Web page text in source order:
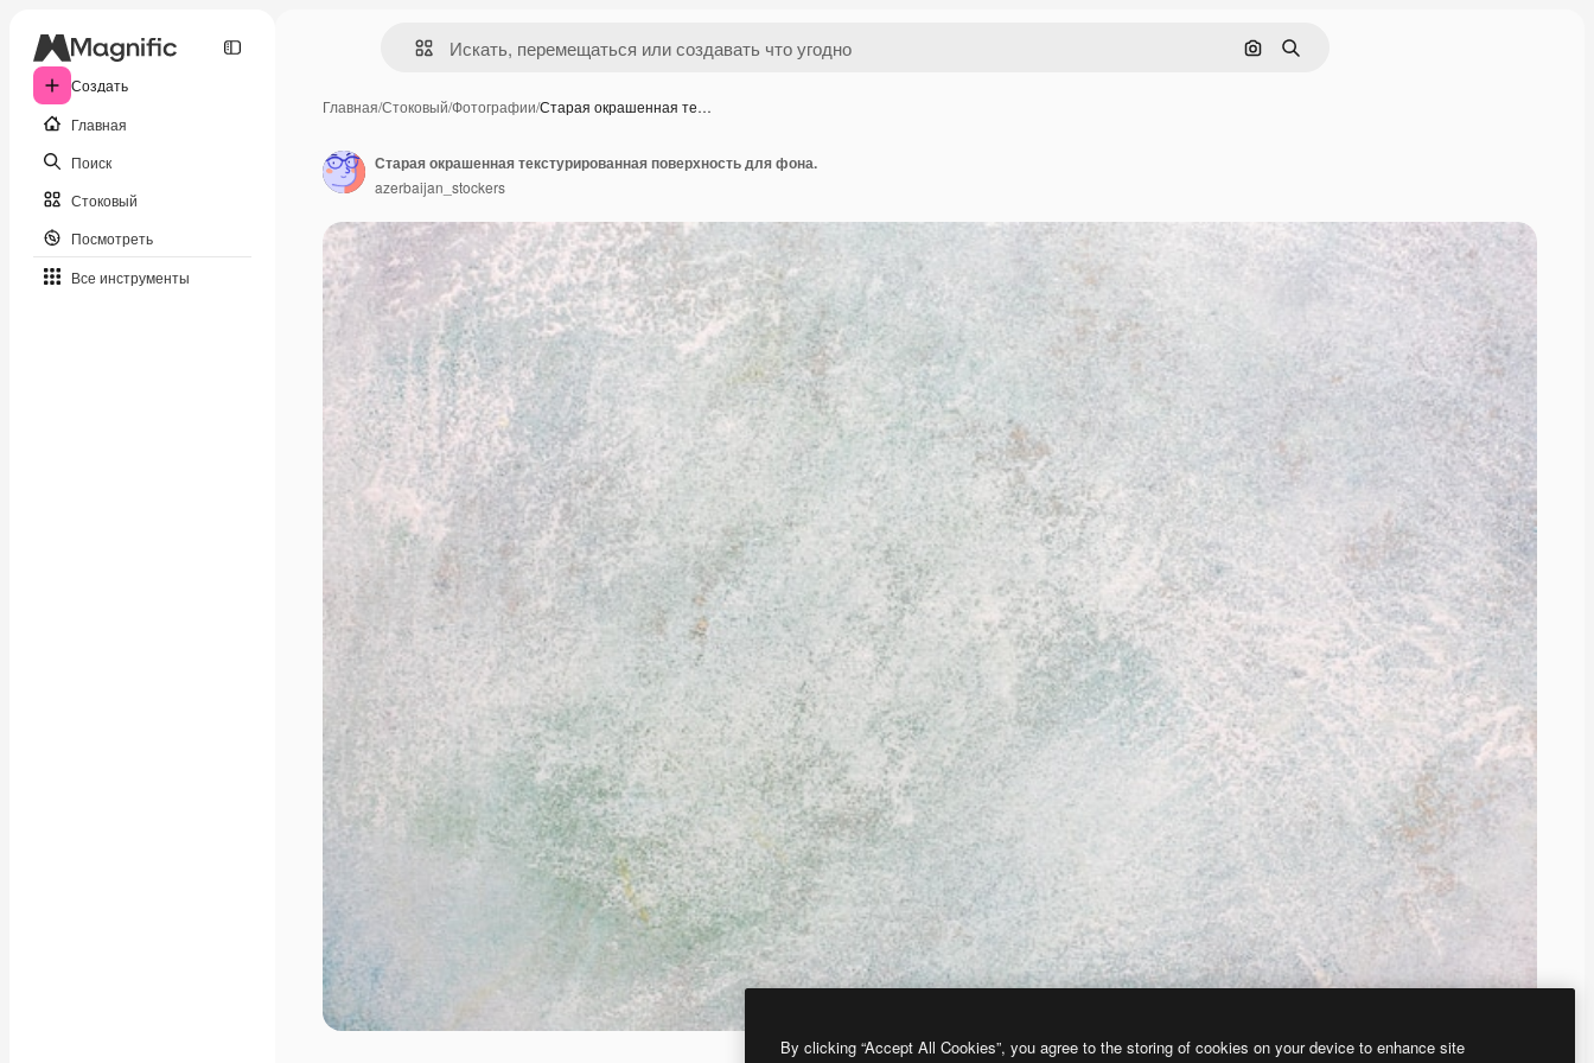
Создать
Главная
Поиск
Стоковый
Посмотреть
Все инструменты
Поиск по изображению
Поиск
Главная/Стоковый/Фотографии/Старая окрашенная те…
Старая окрашенная текстурированная поверхность для фона.
azerbaijan_stockers
By clicking “Accept All Cookies”, you agree to the storing of cookies on your device to enhance site